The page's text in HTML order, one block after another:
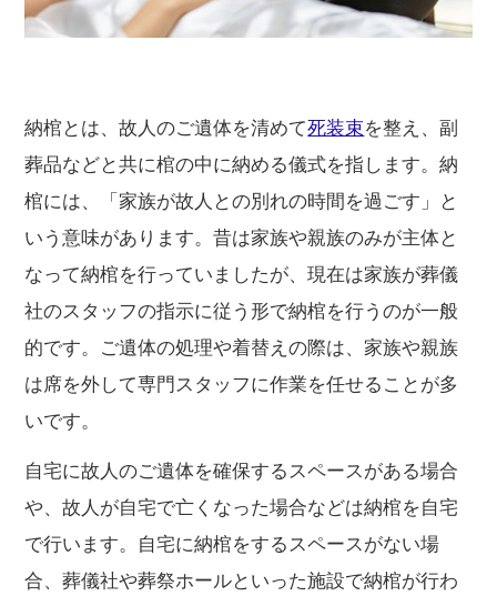
納棺とは、故人のご遺体を清めて死装束を整え、副
葬品などと共に棺の中に納める儀式を指します。納
棺には、「家族が故人との別れの時間を過ごす」と
いう意味があります。昔は家族や親族のみが主体と
なって納棺を行っていましたが、現在は家族が葬儀
社のスタッフの指示に従う形で納棺を行うのが一般
的です。ご遺体の処理や着替えの際は、家族や親族
は席を外して専門スタッフに作業を任せることが多
いです。
自宅に故人のご遺体を確保するスペースがある場合
や、故人が自宅で亡くなった場合などは納棺を自宅
で行います。自宅に納棺をするスペースがない場
合、葬儀社や葬祭ホールといった施設で納棺が行わ